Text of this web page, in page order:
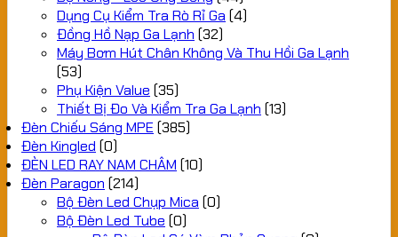
Dụng Cụ Kiểm Tra Rò Rỉ Ga (4)
Đồng Hồ Nạp Ga Lạnh (32)
Máy Bơm Hút Chân Không Và Thu Hồi Ga Lạnh
(53)
Phụ Kiện Value (35)
Thiết Bị Đo Và Kiểm Tra Ga Lạnh (13)
Đèn Chiếu Sáng MPE (385)
Đèn Kingled (0)
ĐÈN LED RAY NAM CHÂM (10)
Đèn Paragon (214)
Bộ Đèn Led Chụp Mica (0)
Bộ Đèn Led Tube (0)